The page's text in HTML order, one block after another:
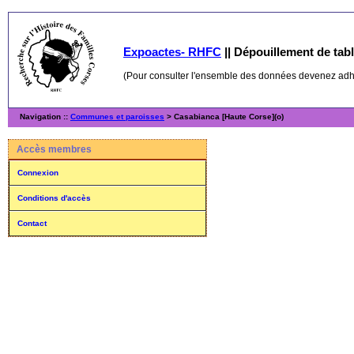
Expoactes- RHFC || Dépouillement de
(Pour consulter l'ensemble des données devenez
Navigation :: Communes et paroisses > Casabianca [Haute Corse](o)
Accès membres
Connexion
Conditions d'accès
Contact